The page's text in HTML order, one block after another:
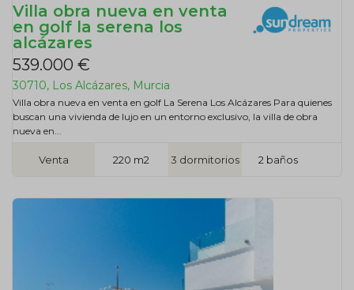
Villa obra nueva en venta
en golf la serena los
alcázares
539.000 €
30710, Los Alcázares, Murcia
Villa obra nueva en venta en golf La Serena Los Alcázares Para quienes
buscan una vivienda de lujo en un entorno exclusivo, la villa de obra
nueva en...
Venta 220 m2 3 dormitorios 2 baños